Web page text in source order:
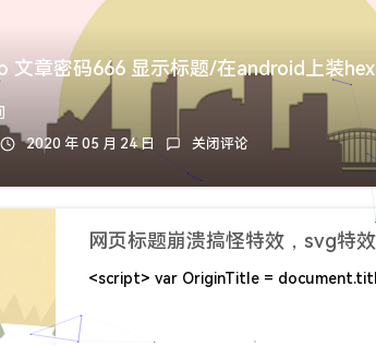
文章密码666 显示标题/在android上装
2020 年 05 月 24 日 关闭评论
网页标题崩溃搞怪特效，svg特效
<script> var OriginTitle =